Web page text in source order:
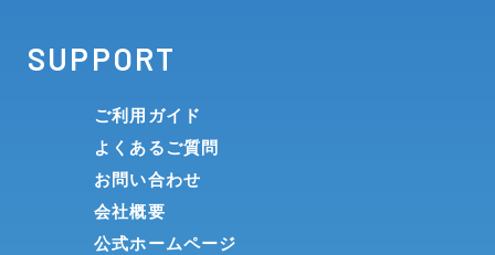
SUPPORT
ご利用ガイド
よくあるご質問
お問い合わせ
会社概要
公式ホームページ